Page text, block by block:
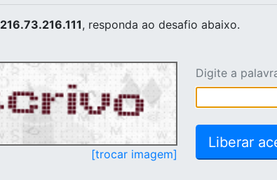
216.73.216.111, responda ao desafio abaixo.
[trocar imagem]
Digite a